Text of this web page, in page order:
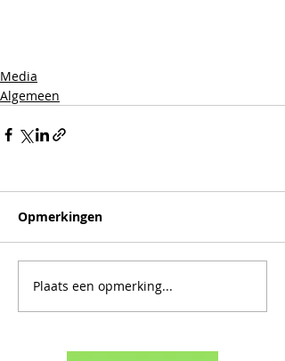
Media
Algemeen
Opmerkingen
Plaats een opmerking...